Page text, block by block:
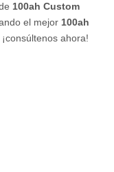
100ah Custom
el mejor 100ah
ahora!